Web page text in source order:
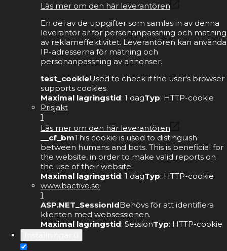
Läs mer om den här leverantören
En del av de uppgifter som samlas in av denna
leverantör är för personanpassning och mätning
av reklameffektivitet. Leverantören kan använda
IP-adresserna för mätning och
personanpassning av annonser.
test_cookieUsed to check if the user's browser
supports cookies.
Maximal lagringstid: 1 dagTyp: HTTP-cookie
Prisjakt
1
Läs mer om den här leverantören
__cf_bmThis cookie is used to distinguish
between humans and bots. This is beneficial for
the website, in order to make valid reports on
the use of their website.
Maximal lagringstid: 1 dagTyp: HTTP-cookie
www.bactive.se
1
ASP.NET_SessionIdBehövs för att identifiera
klienten med websessionen.
Maximal lagringstid: SessionTyp: HTTP-cookie